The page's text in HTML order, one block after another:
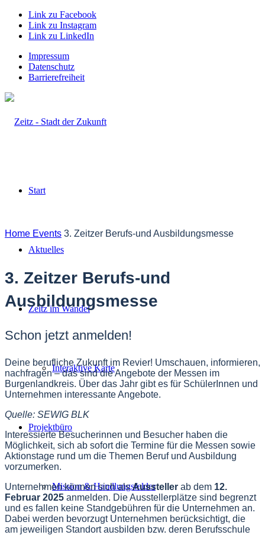
Link zu Facebook
Link zu Instagram
Link zu LinkedIn
Impressum
Datenschutz
Barrierefreiheit
Start
Aktuelles
Zeitz im Wandel
Interaktive Karte
Projektbüro
Mission & Handlungsfelder
Home Events 3. Zeitzer Berufs-und Ausbildungsmesse
3. Zeitzer Berufs-und
Ausbildungsmesse
Schon jetzt anmelden!
Deine berufliche Zukunft im Revier! Umschauen, informieren,
nachfragen – das sind die Angebote der Messen im
Burgenlandkreis. Über das Jahr gibt es für SchülerInnen und
Unternehmen interessante Angebote.
Quelle: SEWIG BLK
Interessierte Besucherinnen und Besucher haben die
Möglichkeit, sich ab sofort die Termine für die Messen sowie
Aktionstage rund um die Themen Beruf und Ausbildung
vorzumerken.
Unternehmen können sich alsAussteller ab dem 12.
Februar 2025 anmelden. Die Ausstellerplätze sind begrenzt
und es fallen keine Standgebühren für die Unternehmen an.
Dabei werden bevorzugt Unternehmen berücksichtigt, die
am jeweiligen Standort ausbilden bzw. deren Berufsschule